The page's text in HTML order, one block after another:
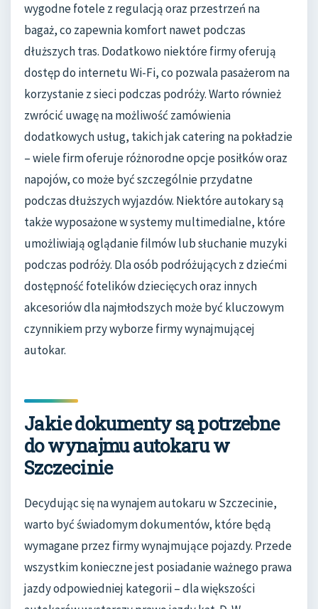
wygodne fotele z regulacją oraz przestrzeń na
bagaż, co zapewnia komfort nawet podczas
dłuższych tras. Dodatkowo niektóre firmy oferują
dostęp do internetu Wi-Fi, co pozwala pasażerom na
korzystanie z sieci podczas podróży. Warto również
zwrócić uwagę na możliwość zamówienia
dodatkowych usług, takich jak catering na pokładzie
– wiele firm oferuje różnorodne opcje posiłków oraz
napojów, co może być szczególnie przydatne
podczas dłuższych wyjazdów. Niektóre autokary są
także wyposażone w systemy multimedialne, które
umożliwiają oglądanie filmów lub słuchanie muzyki
podczas podróży. Dla osób podróżujących z dziećmi
dostępność fotelików dziecięcych oraz innych
akcesoriów dla najmłodszych może być kluczowym
czynnikiem przy wyborze firmy wynajmującej
autokar.
Jakie dokumenty są potrzebne
do wynajmu autokaru w
Szczecinie
Decydując się na wynajem autokaru w Szczecinie,
warto być świadomym dokumentów, które będą
wymagane przez firmy wynajmujące pojazdy. Przede
wszystkim konieczne jest posiadanie ważnego prawa
jazdy odpowiedniej kategorii – dla większości